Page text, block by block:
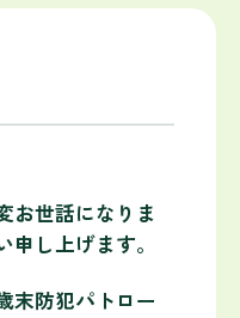
お世話になりま
申し上げます。
末防犯パトロー